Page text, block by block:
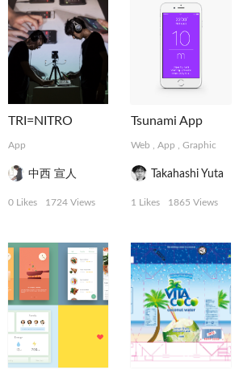
,MotionGraphics Logo, Card,Photograph
TRI=NITRO
App
中西 宣人
0 Likes 1724 Views
Tsunami App
Web ,App ,Graphic
Takahashi Yuta
1 Likes 1865 Views